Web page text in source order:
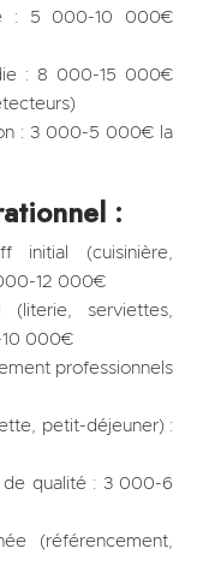
: 5 000-10 000€
: 8 000-15 000€
: 3 000-5 000€ la
:
initial (cuisinière,
12 000€
(literie, serviettes,
10 000€
professionnels
petit-déjeuner) :
de qualité : 3 000-6
(référencement,